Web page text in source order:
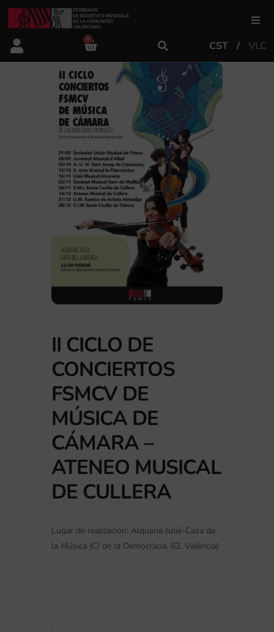
FSMCV
Áreas de gestión
Área educativa
Área artística
0
CST VLC
II CICLO DE
CONCIERTOS
FSMCV DE
MÚSICA DE
CÁMARA –
ATENEO MUSICAL
DE CULLERA
Lugar de realización: Alqueria Julià-Casa de
la Música (C/ de la Democràcia, 62, València)